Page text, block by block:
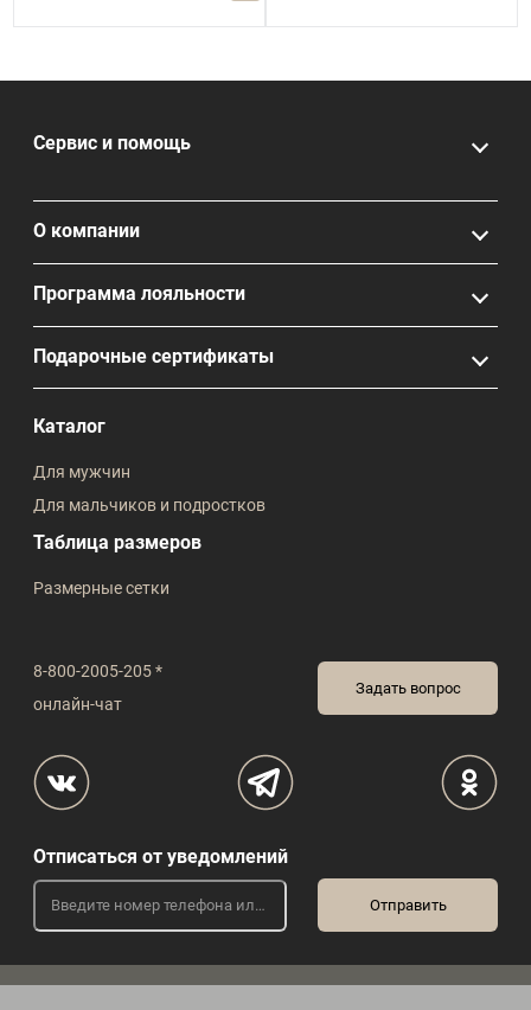
8-800-2005-205 *
онлайн-чат
Задать вопрос
Сервис и помощь
О компании
Программа лояльности
Подарочные сертификаты
Каталог
Для мужчин
Для мальчиков и подростков
Таблица размеров
Размерные сетки
Отписаться от уведомлений